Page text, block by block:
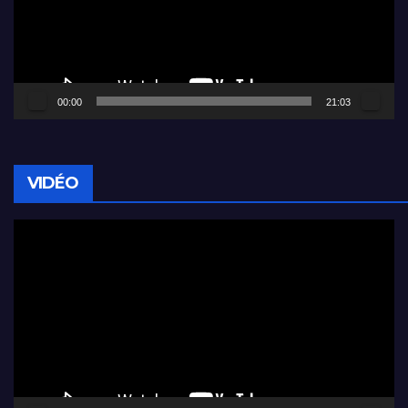
00:00 21:03
VIDÉO